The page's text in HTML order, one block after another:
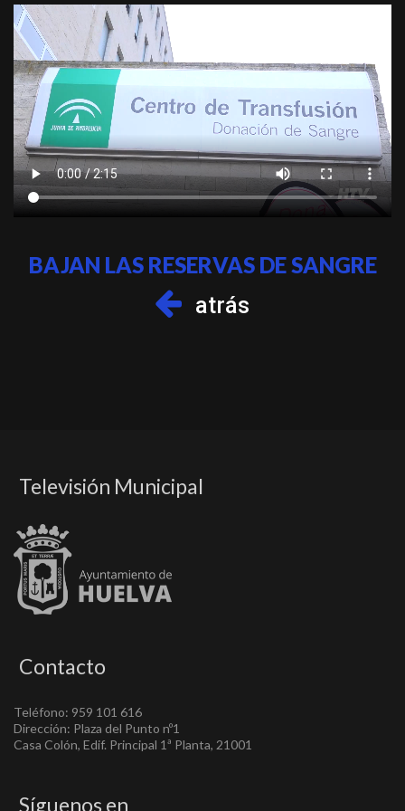
BAJAN LAS RESERVAS DE SANGRE
atrás
Televisión Municipal
Contacto
Teléfono: 959 101 616
Dirección: Plaza del Punto nº1
Casa Colón, Edif. Principal 1ª Planta, 21001
Síguenos en